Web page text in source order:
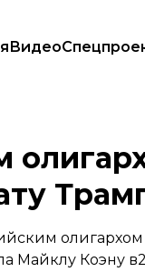
Видео
Трампа
Майклу Коэну